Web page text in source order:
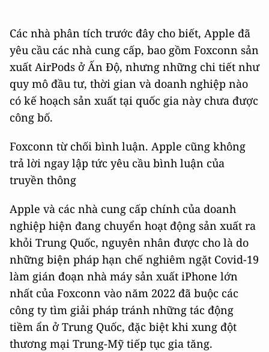
Các nhà phân tích trước đây cho biết, Apple đã
yêu cầu các nhà cung cấp, bao gồm Foxconn sản
xuất AirPods ở Ấn Độ, nhưng những chi tiết như
quy mô đầu tư, thời gian và doanh nghiệp nào
có kế hoạch sản xuất tại quốc gia này chưa được
công bố.
Foxconn từ chối bình luận. Apple cũng không
trả lời ngay lập tức yêu cầu bình luận của
truyền thông
Apple và các nhà cung cấp chính của doanh
nghiệp hiện đang chuyển hoạt động sản xuất ra
khỏi Trung Quốc, nguyên nhân được cho là do
những biện pháp hạn chế nghiêm ngặt Covid-19
làm gián đoạn nhà máy sản xuất iPhone lớn
nhất của Foxconn vào năm 2022 đã buộc các
công ty tìm giải pháp tránh những tác động
tiềm ẩn ở Trung Quốc, đặc biệt khi xung đột
thương mại Trung-Mỹ tiếp tục gia tăng.